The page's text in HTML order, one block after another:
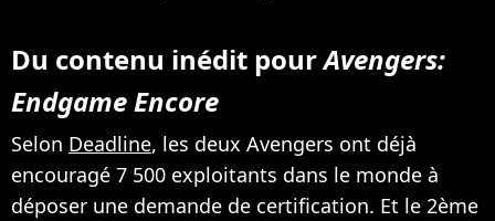
Du contenu inédit pourAvengers:
Endgame Encore
Selon Deadline, les deux Avengers ont déjà
encouragé 7 500 exploitants dans le monde à
déposer une demande de certification. Et le 2ème